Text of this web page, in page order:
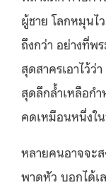
ผู้ชาย โลกหมุนไ
ถึงกว่า อย่างที่พ
สุดสาครเอาไว้
สุดลึกล้ำเหลือก
คดเหมือนหนึ่งใ
หลายคนอาจจะ
พาดหัว บอกได้เ